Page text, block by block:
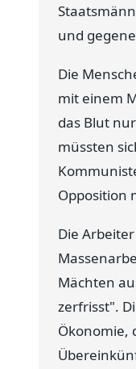
und
Die
mit einem
das Blut
müssten
Opposition
Die
Mächten
zerfrisst".
Ökonomie,